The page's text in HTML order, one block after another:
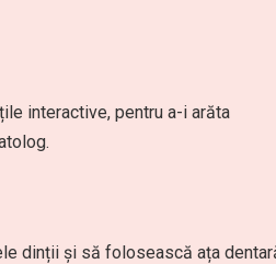
interactive, pentru a-i arăta
dinții și să folosească ața